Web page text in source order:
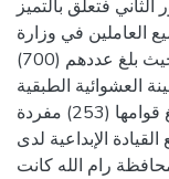
الثاني فتعلق بالتميز
العاملين في وزارة
التربية والتعليم في محافظة رام الله حيث بلغ عددهم (700)
العشوائية الطبقية
الذي بلغ قوامها (253) مفردة.
الإبداعية لدى
رام الله كانت